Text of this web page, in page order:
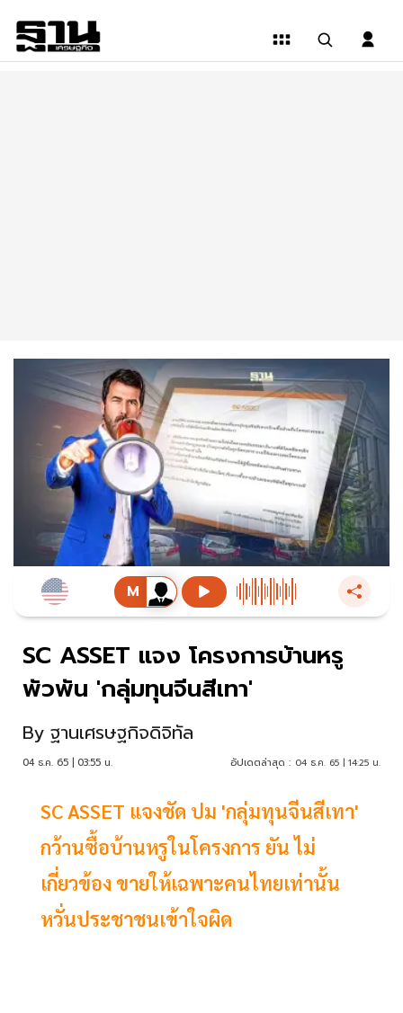
SC ASSET แจง โครงการบ้านหรู
พัวพัน 'กลุ่มทุนจีนสีเทา'
By ฐานเศรษฐกิจดิจิทัล
04 ธ.ค. 65 | 03:55 น. อัปเดตล่าสุด : 04 ธ.ค. 65 | 14:25 น.
SC ASSET แจงชัด ปม 'กลุ่มทุนจีนสีเทา'
กว้านซื้อบ้านหรูในโครงการ ยัน ไม่
เกี่ยวข้อง ขายให้เฉพาะคนไทยเท่านั้น
หวั่นประชาชนเข้าใจผิด